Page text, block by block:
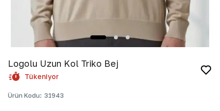
Logolu Uzun Kol Triko Bej
Tükeniyor
Ürün Kodu: 31943